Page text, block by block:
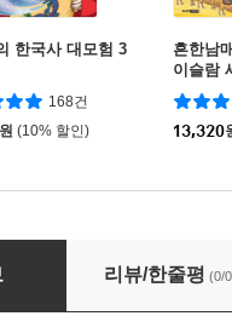
한국사 대모험 3
168건
원 (10% 할인)
흔한남
이슬람
13,320
리뷰/한줄평 (0/